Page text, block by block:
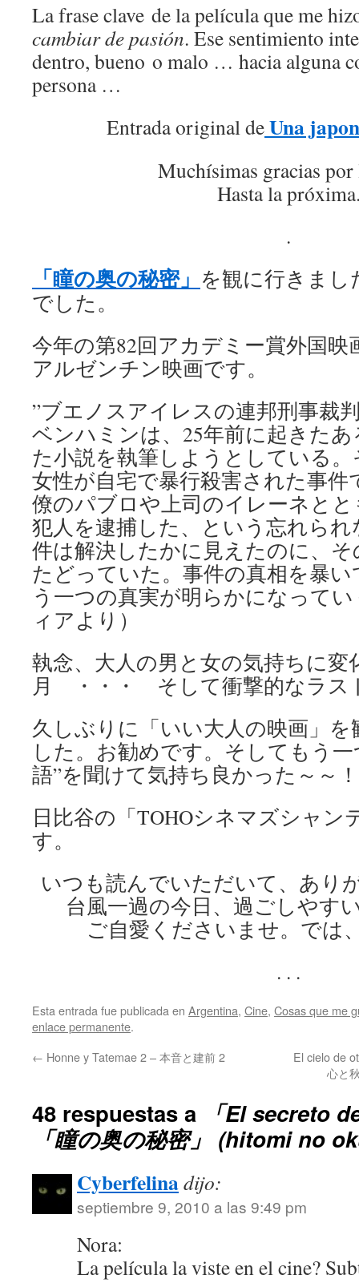
La frase clave de la película que me
cambiar de pasión. Ese sentimiento
dentro, bueno o malo … hacia alguna
persona …
Entrada original deUna
Muchísimas gracias por
Hasta la
.
「瞳の奥の秘密」 を観に行きま
でした。
今年の第82回アカデミー賞外国
アルゼンチン映画です。
”ブエノスアイレスの連邦刑事裁
ベンハミンは、25年前に起きた
た小説を執筆しようとしている
女性が自宅で暴行殺害された事
僚のパブロや上司のイレーネと
犯人を逮捕した、という忘れら
件は解決したかに見えたのに、
たどっていた。事件の真相を暴
う一つの真実が明らかになって
ィアより）
執念、大人の男と女の気持ちに変
月 ・・・ そして衝撃的なラ
久しぶりに「いい大人の映画」
した。お勧めです。そしてもう
語”を聞けて気持ち良かった～～
日比谷の「TOHOシネマズシャン
す。
いつも読んでいただいて、あり
台風一過の今日、過ごしやす
ご自愛くださいませ。で
. . .
Esta entrada fue publicada en Argentina, Cine, Cosas que me
enlace permanente.
← Honne y Tatemae 2 – 本音と建前 2
El cielo de
心と
48 respuestas a
「El secreto
「瞳の奥の秘密」 (hitomi no
Cyberfelinadijo:
septiembre 9, 2010 a las 9:49 pm
Nora:
La película la viste en el cine?